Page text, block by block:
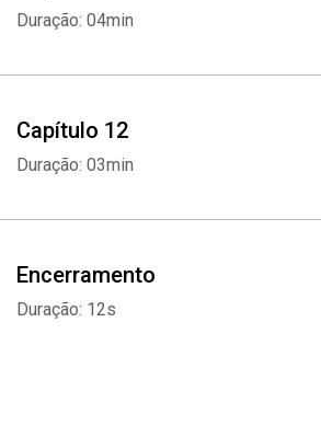
Duração: 04min
Capítulo 12
Duração: 03min
Encerramento
Duração: 12s